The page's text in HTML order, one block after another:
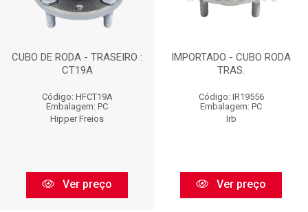
CUBO DE RODA - TRASEIRO :
CT19A
Código: HFCT19A
Embalagem: PC
Hipper Freios
Ver preço
IMPORTADO - CUBO RODA
TRAS.
Código: IR19556
Embalagem: PC
Irb
Ver preço